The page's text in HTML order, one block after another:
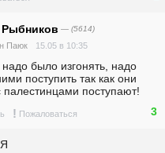
— (5614)
Паюк 15.05 в 10:35
было изгонять, надо
поступить так как они
палестинцами поступают!
! Пожаловаться 3